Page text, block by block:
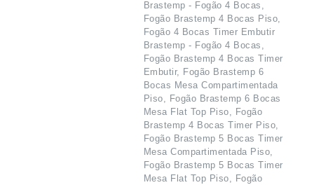
Brastemp - Fogão 4 Bocas,
Fogão Brastemp 4 Bocas Piso,
Fogão 4 Bocas Timer Embutir
Brastemp - Fogão 4 Bocas,
Fogão Brastemp 4 Bocas Timer
Embutir, Fogão Brastemp 6
Bocas Mesa Compartimentada
Piso, Fogão Brastemp 6 Bocas
Mesa Flat Top Piso, Fogão
Brastemp 4 Bocas Timer Piso,
Fogão Brastemp 5 Bocas Timer
Mesa Compartimentada Piso,
Fogão Brastemp 5 Bocas Timer
Mesa Flat Top Piso, Fogão